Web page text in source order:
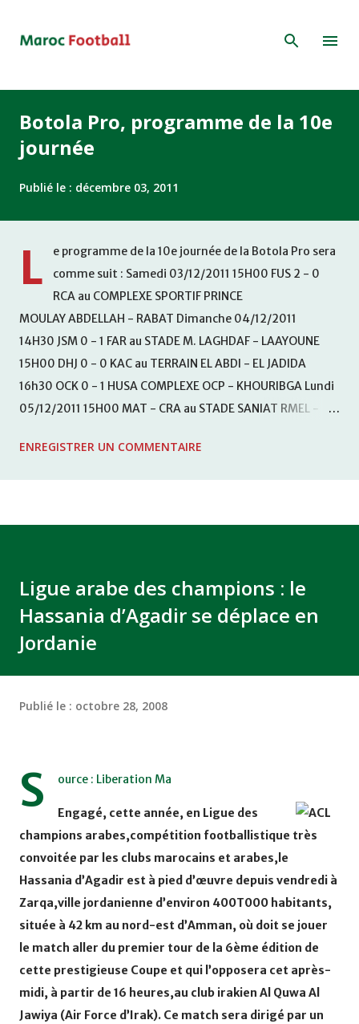
Botola Pro, programme de la 10e
journée
Publié le : décembre 03, 2011
L
e programme de la 10e journée de la Botola Pro sera
comme suit : Samedi 03/12/2011 15H00 FUS 2 - 0
RCA au COMPLEXE SPORTIF PRINCE
MOULAY ABDELLAH - RABAT Dimanche 04/12/2011
14H30 JSM 0 - 1 FAR au STADE M. LAGHDAF - LAAYOUNE
15H00 DHJ 0 - 0 KAC au TERRAIN EL ABDI - EL JADIDA
16h30 OCK 0 - 1 HUSA COMPLEXE OCP - KHOURIBGA Lundi
05/12/2011 15H00 MAT - CRA au STADE SANIAT RMEL -
KHEMISET Mardi 06/12/2011 15H00 WAF - OCS au
ENREGISTRER UN COMMENTAIRE
Ligue arabe des champions : le
Hassania d’Agadir se déplace en
Jordanie
Publié le : octobre 28, 2008
S ource : Liberation Ma
Engagé, cette année, en Ligue des
champions arabes,compétition footballistique très
convoitée par les clubs marocains et arabes,le
Hassania d’Agadir est à pied d’œuvre depuis vendredi à
Zarqa,ville jordanienne d’environ 400T000 habitants,
située à 42 km au nord-est d’Amman, où doit se jouer
le match aller du premier tour de la 6ème édition de
cette prestigieuse Coupe et qui l’opposera cet après-
midi, à partir de 16 heures,au club irakien Al Quwa Al
Jawiya (Air Force d’Irak). Ce match sera dirigé par un